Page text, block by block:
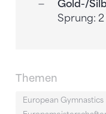
Gold-/
Sprung:
Themen
European Gymnastics